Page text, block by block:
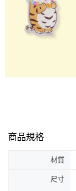
商品規格
材質
尺寸